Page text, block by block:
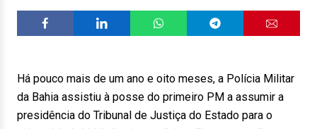
Há pouco mais de um ano e oito meses, a Polícia Militar
da Bahia assistiu à posse do primeiro PM a assumir a
presidência do Tribunal de Justiça do Estado para o